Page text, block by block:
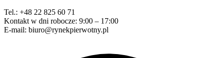
Tel.: +48 22 825 60 71
Kontakt w dni robocze: 9:00 – 17:00
E-mail: biuro@rynekpierwotny.pl